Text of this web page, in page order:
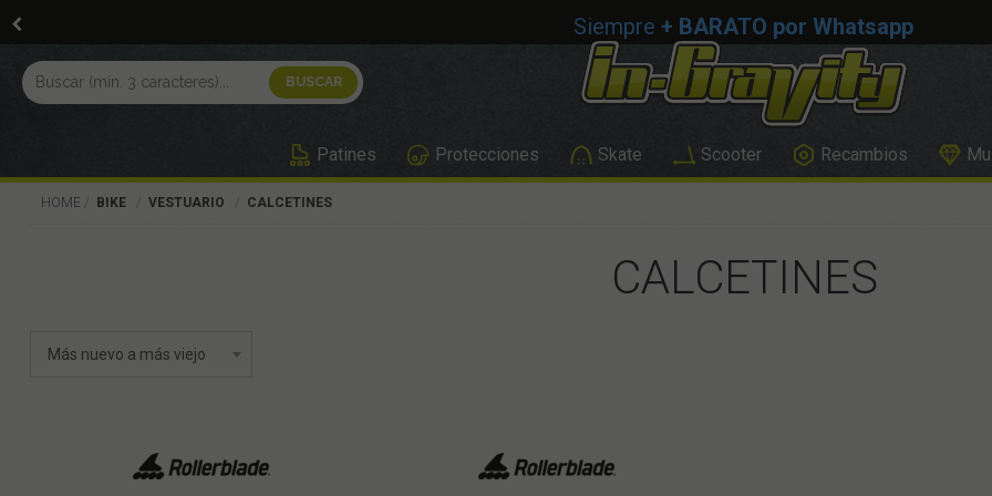
Siempre + BARATO por Whatsapp
Patines Protecciones Skate Scooter Recambios
HOME BIKE VESTUARIO CALCETINES
CALCETINES